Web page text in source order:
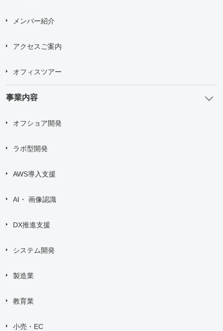
メンバー紹介
アクセスご案内
オフィスツアー
事業内容
オフショア開発
ラボ型開発
AWS導入支援
AI・ 画像認識
DX推進支援
システム開発
製造業
教育業
小売・EC